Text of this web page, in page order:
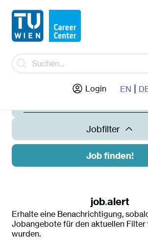
Login EN |
Jobfilter
Jobtitel / Unternehmen
Ort
Job finden!
job.alert
Erhalte eine Benachrichtigung,
Jobangebote für den aktuellen
wurden.